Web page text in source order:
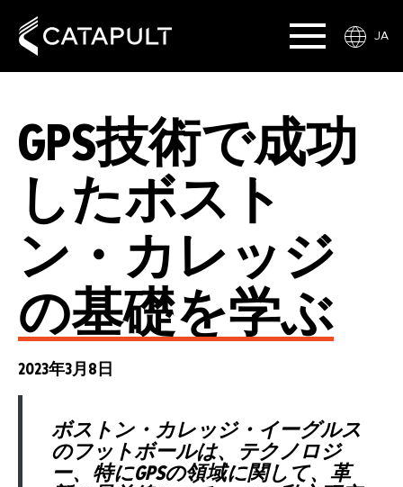
JA
GPS技術で成功
したボスト
ン・カレッジ
の基礎を学ぶ
2023年3月8日
ボストン・カレッジ・イーグルス
のフットボールは、テクノロジ
ー、特にGPSの領域に関して、革